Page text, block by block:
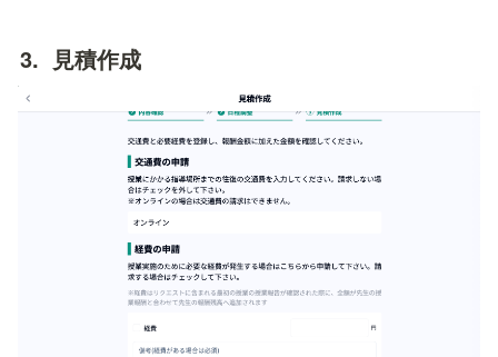
3.  見積作成